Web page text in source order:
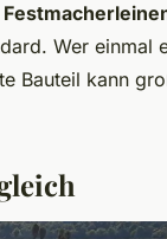
Wer einmal
Bauteil kann